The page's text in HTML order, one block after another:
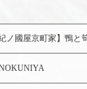
紀ノ國屋京町家】鴨と